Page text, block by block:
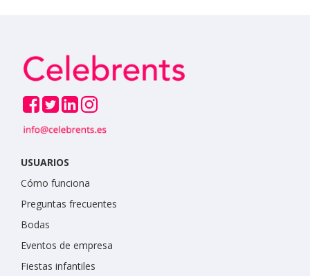
USUARIOS
Cómo funciona
Preguntas frecuentes
Bodas
Eventos de empresa
Fiestas infantiles